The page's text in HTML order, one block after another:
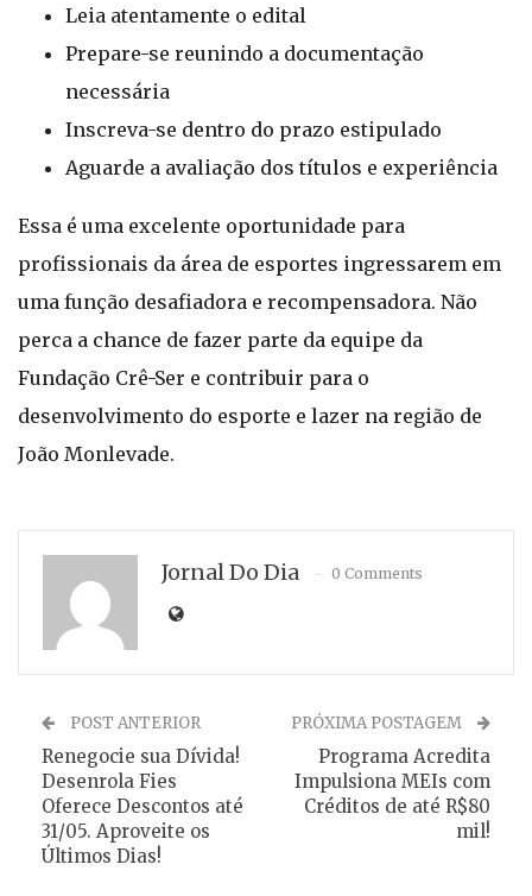
Leia atentamente o edital
Prepare-se reunindo a documentação
necessária
Inscreva-se dentro do prazo estipulado
Aguarde a avaliação dos títulos e experiência
Essa é uma excelente oportunidade para
profissionais da área de esportes ingressarem em
uma função desafiadora e recompensadora. Não
perca a chance de fazer parte da equipe da
Fundação Crê-Ser e contribuir para o
desenvolvimento do esporte e lazer na região de
João Monlevade.
Jornal Do Dia 0 Comments
POST ANTERIOR
Renegocie sua Dívida!
Desenrola Fies
Oferece Descontos até
31/05. Aproveite os
Últimos Dias!
PRÓXIMA POSTAGEM
Programa Acredita
Impulsiona MEIs com
Créditos de até R$80
mil!